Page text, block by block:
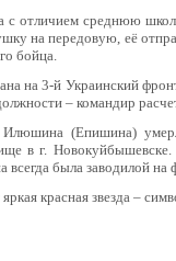
с отличием среднюю
на передовую, её
бойца.
на 3-й Украинский
– командир
(Епишина)
в г.
всегда была заводилой
красная звезда –